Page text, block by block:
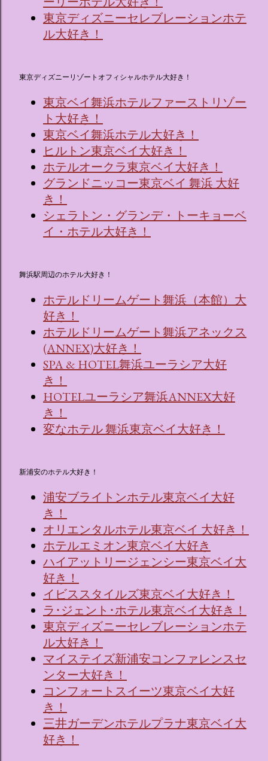
東京ディズニーセレブレーションホテ
ル大好き！
東京ディズニーリゾートオフィシャルホテル大好き！
東京ベイ舞浜ホテルファーストリゾー
ト大好き！
東京ベイ舞浜ホテル大好き！
ヒルトン東京ベイ大好き！
ホテルオークラ東京ベイ大好き！
グランドニッコー東京ベイ 舞浜 大好
き！
シェラトン・グランデ・トーキョーベ
イ・ホテル大好き！
舞浜駅周辺のホテル大好き！
ホテルドリームゲート舞浜（本館）大
好き！
ホテルドリームゲート舞浜アネックス
(ANNEX)大好き！
SPA & HOTEL舞浜ユーラシア大好
き！
HOTELユーラシア舞浜ANNEX大好
き！
変なホテル 舞浜東京ベイ大好き！
新浦安のホテル大好き！
浦安ブライトンホテル東京ベイ大好
き！
オリエンタルホテル東京ベイ 大好き！
ホテルエミオン東京ベイ大好き
ハイアットリージェンシー東京ベイ大
好き！
イビススタイルズ東京ベイ大好き！
ラ･ジェント･ホテル東京ベイ大好き！
東京ディズニーセレブレーションホテ
ル大好き！
マイステイズ新浦安コンファレンスセ
ンター大好き！
コンフォートスイーツ東京ベイ大好
き！
三井ガーデンホテルプラナ東京ベイ大
好き！